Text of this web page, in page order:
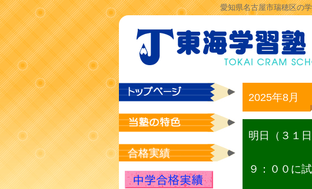
愛知県名古屋市瑞穂区
2025年8月
明日（３１
９：００に
合格実績